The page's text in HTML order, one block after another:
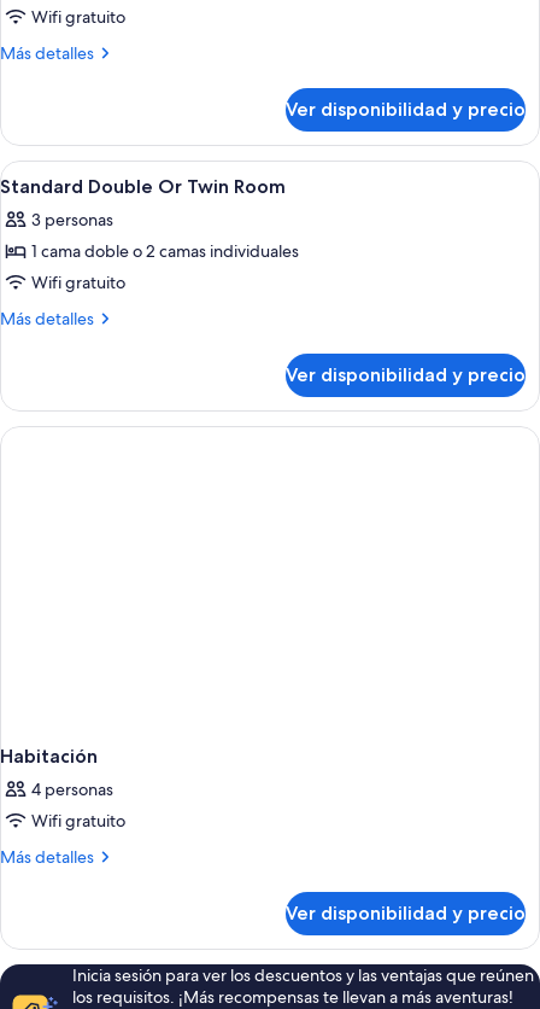
doble
de
Wifi gratuito
Más detalles
Más
doble
estándar
de
individual
Ver disponibilidad y precio
Ver
todas
las
fotos
de
Standard
Twin
Room
Habitación de hotel moderna con
4
Standard Double Or Twin Room
3 personas
1 cama doble o 2 camas individuales
Wifi gratuito
Más detalles
Más
Double
Or
Twin
Ver disponibilidad y precio
Habitación
4 personas
Wifi gratuito
Más detalles
Más
Ver disponibilidad y precio
Inicia sesión para ver los descuentos y las ventajas que reúnen
los requisitos. ¡Más recompensas te llevan a más aventuras!